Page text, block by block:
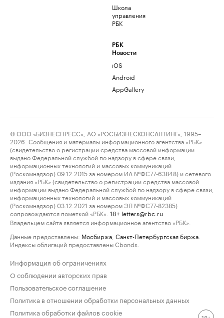
Школа
управления
РБК
РБК
Новости
iOS
Android
AppGallery
© ООО «БИЗНЕСПРЕСС», АО «РОСБИЗНЕСКОНСАЛТИНГ», 1995–
2026. Сообщения и материалы информационного агентства «РБК»
(свидетельство о регистрации средства массовой информации
выдано Федеральной службой по надзору в сфере связи,
информационных технологий и массовых коммуникаций
(Роскомнадзор) 09.12.2015 за номером ИА №ФС77-63848) и сетевого
издания «РБК» (свидетельство о регистрации средства массовой
информации выдано Федеральной службой по надзору в сфере связи,
информационных технологий и массовых коммуникаций
(Роскомнадзор) 03.12.2021 за номером ЭЛ №ФС77-82385)
сопровождаются пометкой «РБК».
18+ letters@rbc.ru
Владельцем сайта является информационное агентство «РБК».
Данные предоставлены: Мосбиржа Санкт-Петербургская биржа
Индексы облигаций предоставлены Cbonds.
Информация об ограничениях
О соблюдении авторских прав
Пользовательское соглашение
Политика в отношении обработки персональных данных
Политика обработки файлов cookie